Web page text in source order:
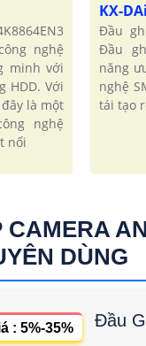
nghệ
minh với
HDD. Với
là một
nghệ
nối
KX-
Đầu
Đầu
năng
nghệ
tái tạo
CAMERA
DÙNG
Đầu
: 5%-35%